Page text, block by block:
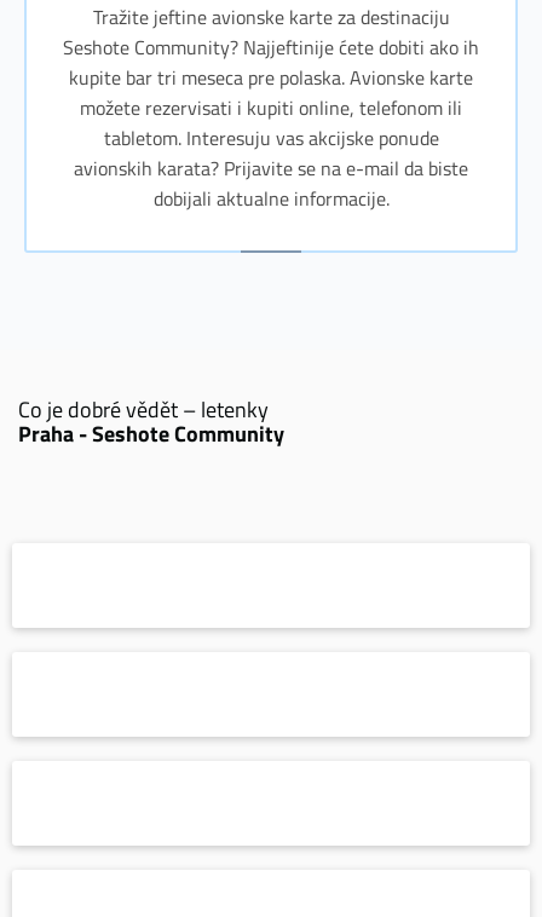
Tražite jeftine avionske karte za destinaciju
Seshote Community? Najjeftinije ćete dobiti ako ih
kupite bar tri meseca pre polaska. Avionske karte
možete rezervisati i kupiti online, telefonom ili
tabletom. Interesuju vas akcijske ponude
avionskih karata? Prijavite se na e-mail da biste
dobijali aktualne informacije.
Co je dobré vědět – letenky
Praha - Seshote Community